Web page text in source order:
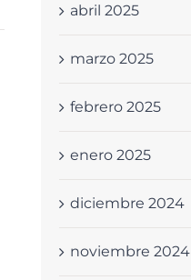
abril 2025
marzo 2025
febrero 2025
enero 2025
diciembre 2024
noviembre 2024